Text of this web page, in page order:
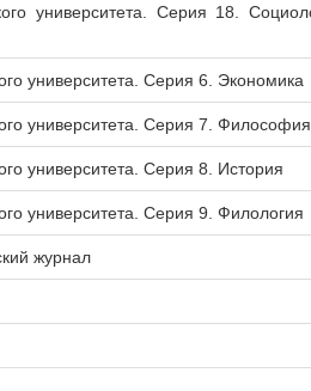
университета. Серия 18.
университета. Серия 6. Экономика
университета. Серия 7. Философия
университета. Серия 8. История
университета. Серия 9. Филология
журнал